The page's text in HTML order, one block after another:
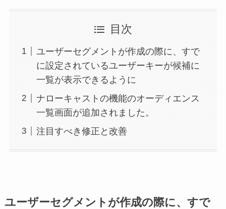
目次
ユーザーセグメントが作成の際に、すで
に設定されているユーザーキーが候補に
一覧が表示できるように
ナローキャストの機能のオーディエンス
一覧画面が追加されました。
注目すべき修正と改善
ユーザーセグメントが作成の際に、すで